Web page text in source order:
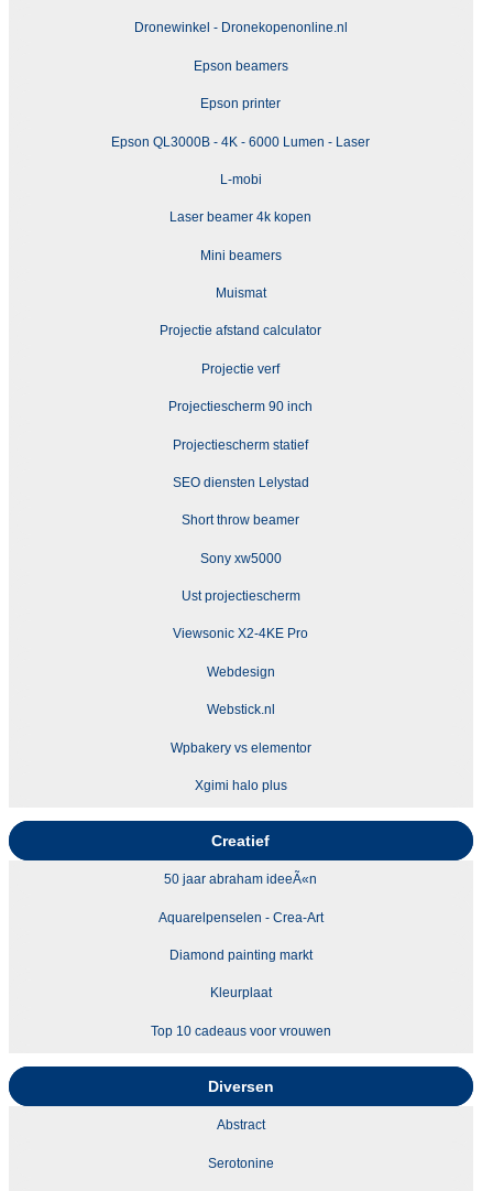
Dronewinkel - Dronekopenonline.nl
Epson beamers
Epson printer
Epson QL3000B - 4K - 6000 Lumen - Laser
L-mobi
Laser beamer 4k kopen
Mini beamers
Muismat
Projectie afstand calculator
Projectie verf
Projectiescherm 90 inch
Projectiescherm statief
SEO diensten Lelystad
Short throw beamer
Sony xw5000
Ust projectiescherm
Viewsonic X2-4KE Pro
Webdesign
Webstick.nl
Wpbakery vs elementor
Xgimi halo plus
Creatief
50 jaar abraham ideeÃ«n
Aquarelpenselen - Crea-Art
Diamond painting markt
Kleurplaat
Top 10 cadeaus voor vrouwen
Diversen
Abstract
Serotonine